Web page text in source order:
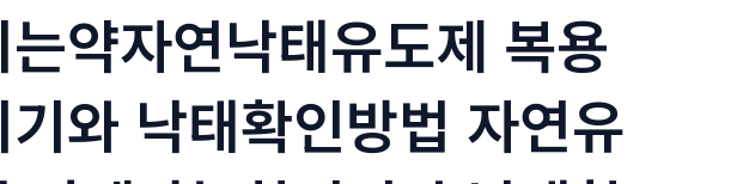
약자연낙태유도제 복용
와 낙태확인방법 자연유